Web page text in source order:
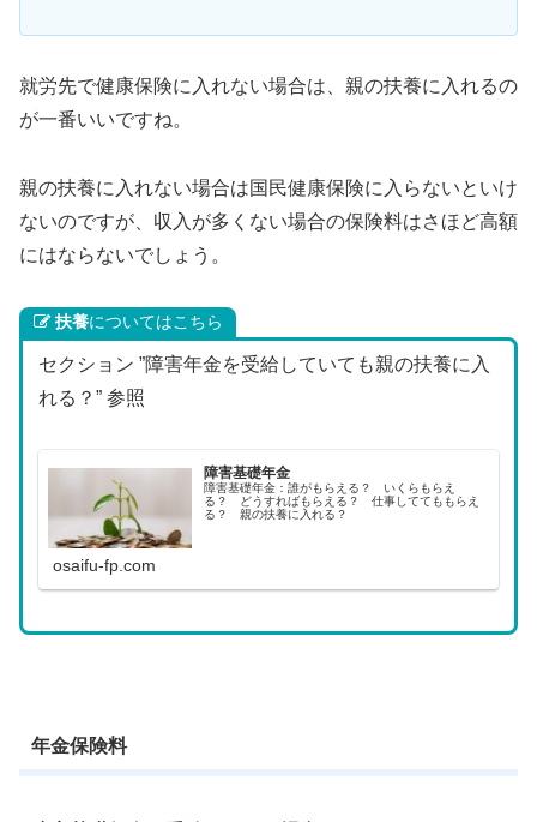
就労先で健康保険に入れない場合は、親の扶養に入れるの
が一番いいですね。
親の扶養に入れない場合は国民健康保険に入らないといけ
ないのですが、収入が多くない場合の保険料はさほど高額
にはならないでしょう。
扶養についてはこちら
セクション ”障害年金を受給していても親の扶養に入
れる？” 参照
障害基礎年金
障害基礎年金：誰がもらえる？ いくらもらえ
る？ どうすればもらえる？ 仕事しててももらえ
る？ 親の扶養に入れる？
osaifu-fp.com
年金保険料